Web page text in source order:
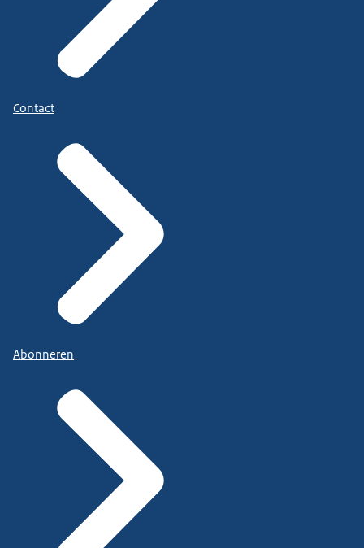
Contact
Abonneren